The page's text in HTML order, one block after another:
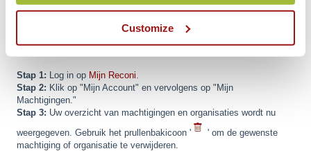
Customize
Als u een machtiging of organisatie wilt beëindigen, kunt u de
volgende stappen volgen:
Stap 1: Log in op Mijn Reconi
Stap 2: Klik op "Mijn Account" en vervolgens op "Mijn
Machtigingen."
Stap 3: Uw overzicht van machtigingen en organisaties wordt nu
weergegeven. Gebruik het prullenbakicoon '
' om de gewenste
machtiging of organisatie te verwijderen.